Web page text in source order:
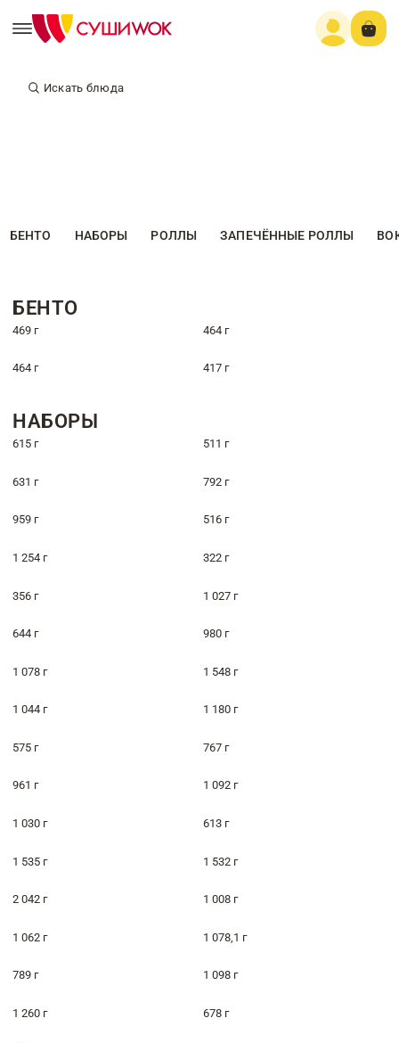
Искать блюда
БЕНТО НАБОРЫ РОЛЛЫ ЗАПЕЧЁННЫЕ РОЛЛЫ
БЕНТО
469 г 464 г
464 г 417 г
НАБОРЫ
615 г 511 г
631 г 792 г
959 г 516 г
1 254 г 322 г
356 г 1 027 г
644 г 980 г
1 078 г 1 548 г
1 044 г 1 180 г
575 г 767 г
961 г 1 092 г
1 030 г 613 г
1 535 г 1 532 г
2 042 г 1 008 г
1 062 г 1 078,1 г
789 г 1 098 г
1 260 г 678 г